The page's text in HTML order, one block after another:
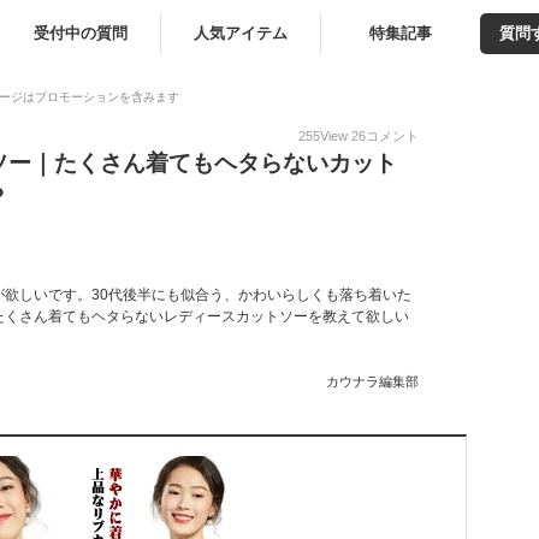
受付中の質問 人気アイテム 特集記事 質問
ジはプロモーションを含みます
255View 26コメント
｜たくさん着てもヘタらないカット
しいです。30代後半にも似合う、かわいらしくも落ち着いた
さん着てもヘタらないレディースカットソーを教えて欲しい
カウナラ編集部